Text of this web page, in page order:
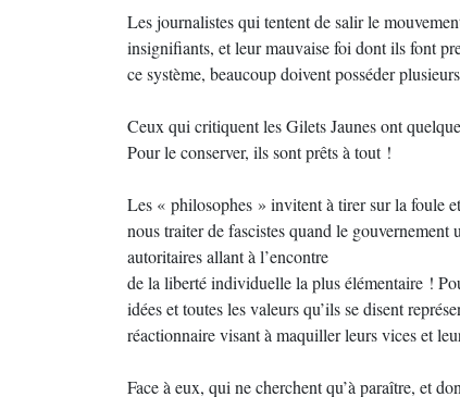
Les journalistes qui tentent de salir le
insignifiants, et leur mauvaise foi dont ils font
ce système, beaucoup doivent posséder
Ceux qui critiquent les Gilets Jaunes ont
Pour le conserver, ils sont prêts à tout !
Les « philosophes » invitent à tirer sur la foule
nous traiter de fascistes quand le
autoritaires allant à l’encontre
de la liberté individuelle la plus élémentaire !
idées et toutes les valeurs qu’ils se disent
réactionnaire visant à maquiller leurs vices et
Face à eux, qui ne cherchent qu’à paraître, et